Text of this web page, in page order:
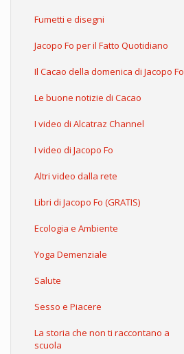
Fumetti e disegni
Jacopo Fo per il Fatto Quotidiano
Il Cacao della domenica di Jacopo Fo
Le buone notizie di Cacao
I video di Alcatraz Channel
I video di Jacopo Fo
Altri video dalla rete
Libri di Jacopo Fo (GRATIS)
Ecologia e Ambiente
Yoga Demenziale
Salute
Sesso e Piacere
La storia che non ti raccontano a
scuola